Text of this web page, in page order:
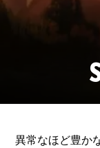
異常なほど豊か